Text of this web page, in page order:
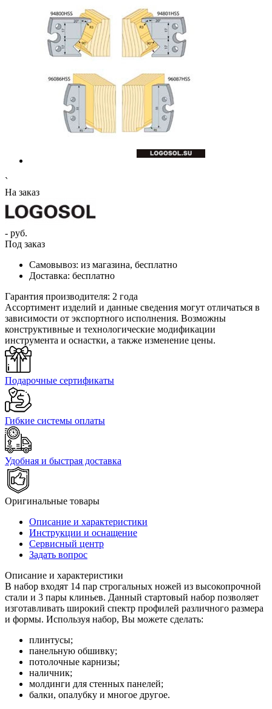
`
На заказ
- руб.
Под заказ
Самовывоз: из магазина, бесплатно
Доставка: бесплатно
Гарантия производителя: 2 года
Ассортимент изделий и данные сведения могут отличаться в
зависимости от экспортного исполнения. Возможны
конструктивные и технологические модификации
инструмента и оснастки, а также изменение цены.
Подарочные сертификаты
Гибкие системы оплаты
Удобная и быстрая доставка
Оригинальные товары
Описание и характеристики
Инструкции и оснащение
Сервисный центр
Задать вопрос
Описание и характеристики
В набор входят 14 пар строгальных ножей из высокопрочной
стали и 3 пары клиньев. Данный стартовый набор позволяет
изготавливать широкий спектр профилей различного размера
и формы. Используя набор, Вы можете сделать:
плинтусы;
панельную обшивку;
потолочные карнизы;
наличник;
молдинги для стенных панелей;
балки, опалубку и многое другое.